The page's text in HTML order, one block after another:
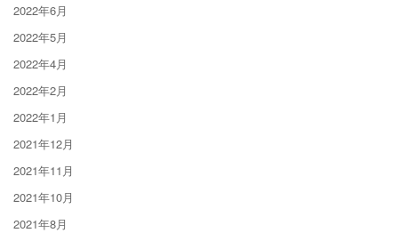
2022年6月
2022年5月
2022年4月
2022年2月
2022年1月
2021年12月
2021年11月
2021年10月
2021年8月